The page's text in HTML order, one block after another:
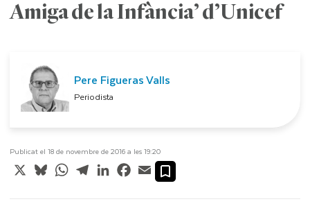
Amiga de la Infància’ d’Unicef
Pere Figueras Valls
Periodista
Publicat el 18 de novembre de 2016 a les 19:20
X BlueskyWhatsApp
TelegramLinkedInFacebook
Email